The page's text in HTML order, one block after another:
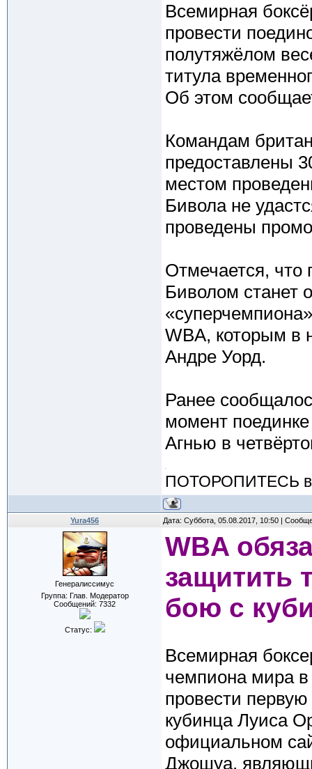
Всемирная
провести
полутяжёлом
титула
Об этом
Командам
предоставлены
местом
Бивола не
проведены
Отмечается, что
Биволом станет
WBA, которым в
Андре Уорд.
Ранее
момент
Агнью в
ПОТОРОПИТЕСЬ
Yura456 Дата: Суббота, 05.08.2017, 10:50 |
Генералиссимус
Группа: Глав. Модератор
Сообщений: 7332
Статус:
WBA
защитить
бою с
Всемирная
чемпиона мира
провести
кубинца Луиса
официальном
Джошуа,